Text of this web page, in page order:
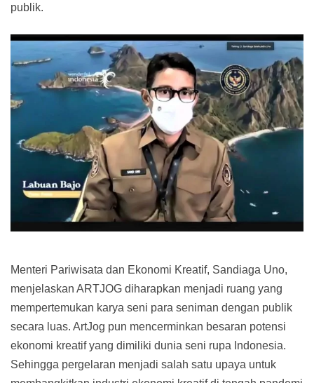
publik.
Menteri Pariwisata dan Ekonomi Kreatif, Sandiaga Uno,
menjelaskan ARTJOG diharapkan menjadi ruang yang
mempertemukan karya seni para seniman dengan publik
secara luas. ArtJog pun mencerminkan besaran potensi
ekonomi kreatif yang dimiliki dunia seni rupa Indonesia.
Sehingga pergelaran menjadi salah satu upaya untuk